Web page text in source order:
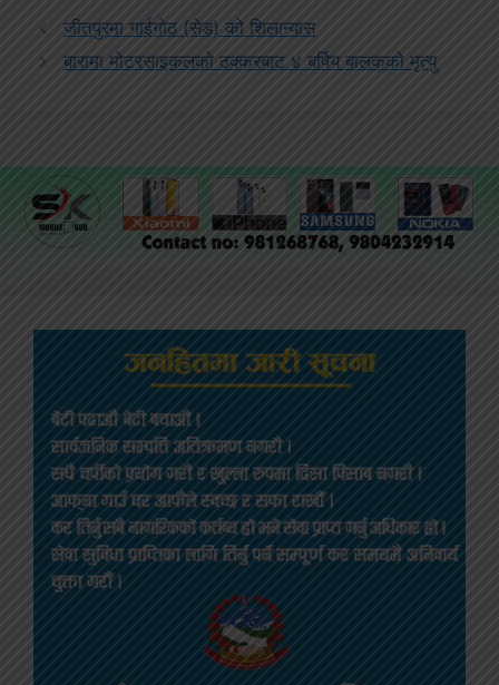
जीतपुरमा गाईगोठ (सेड) को शिलान्यास
बारामा मोटरसाइकलको ठक्करबाट ४ बर्षिय बालकको मृत्यु